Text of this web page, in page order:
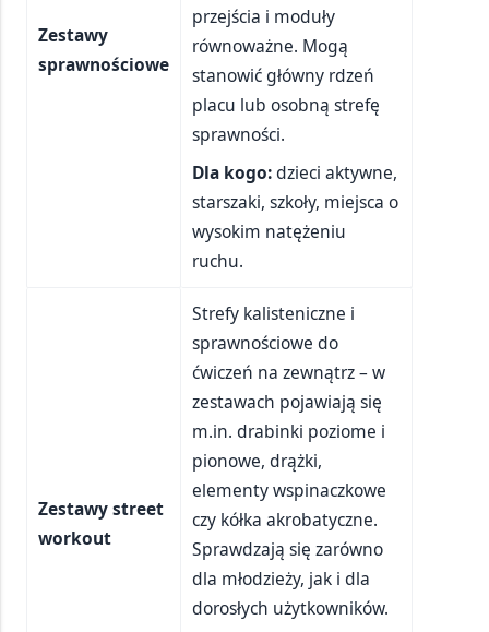
Zestawy
sprawnościowe
przejścia i moduły
równoważne. Mogą
stanowić główny rdzeń
placu lub osobną strefę
sprawności.
Dla kogo:dzieci aktywne,
starszaki, szkoły, miejsca o
wysokim natężeniu
ruchu.
Zestawy street
workout
Strefy kalisteniczne i
sprawnościowe do
ćwiczeń na zewnątrz – w
zestawach pojawiają się
m.in. drabinki poziome i
pionowe, drążki,
elementy wspinaczkowe
czy kółka akrobatyczne.
Sprawdzają się zarówno
dla młodzieży, jak i dla
dorosłych użytkowników.